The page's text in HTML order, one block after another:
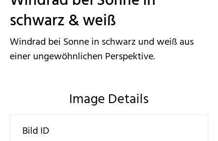
schwarz & weiß
Windrad bei Sonne in schwarz und weiß aus
einer ungewöhnlichen Perspektive.
Image Details
Bild ID